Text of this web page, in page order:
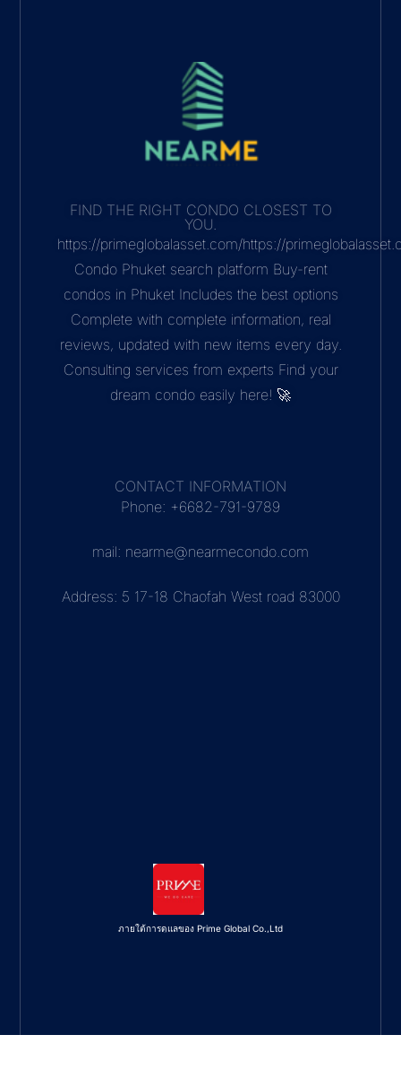
FIND THE RIGHT CONDO CLOSEST TO
YOU.
https://primeglobalasset.com/https://
Condo Phuket search platform Buy-rent
condos in Phuket Includes the best options
Complete with complete information, real
reviews, updated with new items every day.
Consulting services from experts Find your
dream condo easily here! 🚀
CONTACT INFORMATION
Phone: +6682-791-9789
mail: nearme@nearmecondo.com
Address: 5 17-18 Chaofah West road 83000
ภายใต้การดูแลของ Prime Global Co.,Ltd